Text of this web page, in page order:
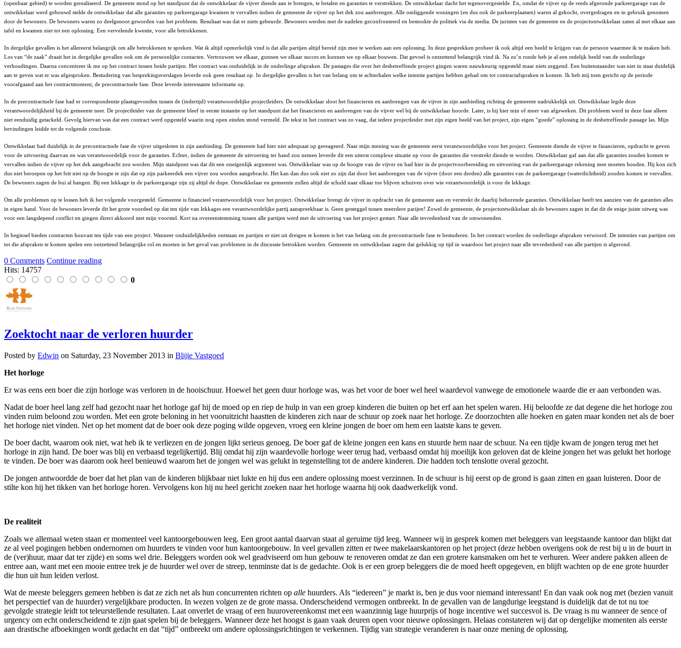
(openbaar gebied) te worden gerealiseerd. De gemeente stond op het standpunt dat de ontwikkelaar de vijver diende aan te brengen, te betalen en garanties te verstrekken. De ontwikkelaar dacht het tegenovergestelde. En, omdat de vijver op de reeds afgeronde parkeergarage van de
ontwikkelaar werd gebouwd stelde de ontwikkelaar dat alle garanties op parkeergarage kwamen te vervallen indien de gemeente de vijver op het dek zou aanbrengen. Alle omliggende woningen (en dus ook de parkeerplaatsen) waren al gekocht, overgedragen en in gebruik genomen
door de bewoners. De bewoners waren zo deelgenoot geworden van het probleem. Resultaat was dat er niets gebeurde. Bewoners werden met de nadelen geconfronteerd en bestookte de politiek via de media. De juristen van de gemeente en de projectontwikkelaar zaten al met elkaar aan
tafel en kwamen niet tot een oplossing. Een vervelende kwestie, voor alle betrokkenen.
In dergelijke gevallen is het allereerst belangrijk om alle betrokkenen te spreken. Wat ik altijd opmerkelijk vind is dat alle partijen altijd bereid zijn mee te werken aan een oplossing. In deze gesprekken probeer ik ook altijd een beeld te krijgen van de persoon waarmee ik te maken heb.
Los van “de zaak” draait het in dergelijke gevallen ook om de persoonlijke contacten. Vertrouwen we elkaar, gunnen we elkaar succes en kunnen we op elkaar bouwen. Dat gevoel is ontzettend belangrijk vind ik. Na zo’n ronde heb je al een redelijk beeld van de onderlinge
verhoudingen. Daarna concentreer ik me op het contract tussen beide partijen. Het contract was onduidelijk in de onderlinge afspraken. De passages die over het desbetreffende project gingen waren nauwkeurig opgesteld maar niets zeggend. Een buitenstaander was niet in staat duidelijk
aan te geven wat er was afgesproken. Bestudering van besprekingsverslagen leverde ook geen resultaat op. In dergelijke gevallen is het van belang om te achterhalen welke intentie partijen hebben gehad om tot contractafspraken te komen. Ik heb mij toen gericht op de periode
voorafgaand aan het contractmoment, de precontractuele fase. Deze leverde interessante informatie op.
In de precontractuele fase had er correspondentie plaatsgevonden tussen de (indertijd) verantwoordelijke projectleiders. De ontwikkelaar sloot het financieren en aanbrengen van de vijver in zijn aanbieding richting de gemeente nadrukkelijk uit. Ontwikkelaar legde deze
verantwoordelijkheid bij de gemeente neer. De projectleider van de gemeente bleef in eerste instantie op het standpunt dat het financieren en aanbrengen van de vijver wel bij de ontwikkelaar hoorde. Later, is hij hier min of meer van afgeweken. Dit probleem werd in deze fase alleen
niet eenduidig getackeld. Gevolg hiervan was dat een contract werd opgesteld waarin nog open einden stond vermeld. De tekst in het contract was zo vaag, dat iedere projectleider met zijn eigen beeld van het project, zijn eigen “goede” oplossing in de desbetreffende passage las. Mijn
bevindingen leidde tot de volgende conclusie.
Ontwikkelaar had duidelijk in de precontractuele fase de vijver uitgesloten in zijn aanbieding. De gemeente had hier niet adequaat op gereageerd. Naar mijn mening was de gemeente eerst verantwoordelijke voor het project. Gemeente diende de vijver te financieren, opdracht te geven
voor de uitvoering daarvan en was verantwoordelijk voor de garanties. Echter, indien de gemeente de uitvoering ter hand zou nemen leverde dit een uiterst complexe situatie op voor de garanties die verstrekt diende te worden. Ontwikkelaar gaf aan dat alle garanties zouden komen te
vervallen indien de vijver op het dek aangebracht zou worden. Mijn standpunt was dat dit een oneigenlijk argument was. Ontwikkelaar was op de hoogte van de vijver en had hier in de projectvoorbereiding en uitvoering van de parkeergarage rekening mee moeten houden. Hij kon zich
dus niet beroepen op het feit niet op de hoogte te zijn dat op zijn parkeerdek een vijver zou worden aangebracht. Het kan dan dus ook niet zo zijn dat door het aanbrengen van de vijver (door een derden) alle garanties van de parkeergarage (waterdichtheid) zouden komen te vervallen.
De bewoners zagen de bui al hangen. Bij een lekkage in de parkeergarage zijn zij altijd de dupe. Ontwikkelaar en gemeente zullen altijd de schuld naar elkaar toe blijven schuiven over wie verantwoordelijk is voor de lekkage.
Om alle problemen op te lossen heb ik het volgende voorgesteld. Gemeente is financieel verantwoordelijk voor het project. Ontwikkelaar brengt de vijver in opdracht van de gemeente aan en verstrekt de daarbij behorende garanties. Ontwikkelaar heeft ten aanzien van de garanties alles
in eigen hand. Voor de bewoners leverde dit het grote voordeel op dat ten tijde van lekkages een verantwoordelijke partij aanspreekbaar is. Geen gesteggel tussen meerdere parijen! Zowel de gemeente, de projectontwikkelaar als de bewoners zagen in dat dit de enige juiste uitweg was
voor een langslepend conflict en gingen direct akkoord met mijn voorstel. Kort na overeenstemming tussen alle partijen werd met de uitvoering van het project gestart. Naar alle tevredenheid van de omwonenden.
In beginsel bieden contracten houvast ten tijde van een project. Wanneer onduidelijkheden ontstaan en partijen er niet uit dreigen te komen is het van belang om de precontractuele fase te bestuderen. In het contract worden de onderlinge afspraken verwoord. De intenties van partijen om
tot die afspraken te komen spelen een ontzettend belangrijke rol en moeten in het geval van problemen in de discussie betrokken worden. Gemeente en ontwikkelaar zagen dat gelukkig op tijd in waardoor het project naar alle tevredenheid van alle partijen is afgerond.
0 Comments Continue reading
Hits: 14757
0
Zoektocht naar de verloren huurder
Posted by Edwin on Saturday, 23 November 2013 in Blijie Vastgoed
Het horloge
Er was eens een boer die zijn horloge was verloren in de hooischuur. Hoewel het geen duur horloge was, was het voor de boer wel heel waardevol vanwege de emotionele waarde die er aan verbonden was.
Nadat de boer heel lang zelf had gezocht naar het horloge gaf hij de moed op en riep de hulp in van een groep kinderen die buiten op het erf aan het spelen waren. Hij beloofde ze dat degene die het horloge zou
vinden ruim beloond zou worden. Met een grote beloning in het vooruitzicht haastten de kinderen zich naar de schuur op zoek naar het horloge. Ze doorzochten alle hoeken en gaten maar konden net als de boer
het horloge niet vinden. Net op het moment dat de boer ook deze poging wilde opgeven, vroeg een kleine jongen de boer om hem een laatste kans te geven.
De boer dacht, waarom ook niet, wat heb ik te verliezen en de jongen lijkt serieus genoeg. De boer gaf de kleine jongen een kans en stuurde hem naar de schuur. Na een tijdje kwam de jongen terug met het
horloge in zijn hand. De boer was blij en verbaasd tegelijkertijd. Blij omdat hij zijn waardevolle horloge weer terug had, verbaasd omdat hij moeilijk kon geloven dat de kleine jongen het was gelukt het horloge
te vinden. De boer was daarom ook heel benieuwd waarom het de jongen wel was gelukt in tegenstelling tot de andere kinderen. Die hadden toch tenslotte overal gezocht.
De jongen antwoordde de boer dat het plan van de kinderen blijkbaar niet lukte en hij dus een andere oplossing moest verzinnen. In de schuur is hij eerst op de grond is gaan zitten en gaan luisteren. Door de
stilte kon hij het tikken van het horloge horen. Vervolgens kon hij nu heel gericht zoeken naar het horloge waarna hij ook daadwerkelijk vond.
De realiteit
Zoals we allemaal weten staan er momenteel veel kantoorgebouwen leeg. Een groot aantal daarvan staat al geruime tijd leeg. Wanneer wij in gesprek komen met beleggers van leegstaande kantoor dan blijkt dat
ze al veel pogingen hebben ondernomen om huurders te vinden voor hun kantoorgebouw. In veel gevallen zitten er twee makelaarskantoren op het project (deze hebben overigens ook de rest bij u in de buurt in
de (ver)huur, maar dat ter zijde) en soms wel drie. Beleggers worden ook wel geadviseerd om hun gebouw te renoveren omdat ze dan een grotere kansmaken om het te verhuren. Weer andere pakken alleen de
entree aan, want met een mooie entree trek je de huurder wel over de streep, tenminste dat is de gedachte. Ook is er een groep beleggers die de moed heeft opgegeven, en blijft wachten op de ene grote huurder
die hun uit hun leiden verlost.
Wat de meeste beleggers gemeen hebben is dat ze zich net als hun concurrenten richten op alle huurders. Als “iedereen” je markt is, ben je dus voor niemand interessant! En dan vaak ook nog met (bezien vanuit
het perspectief van de huurder) vergelijkbare producten. In wezen volgen ze de grote massa. Onderscheidend vermogen ontbreekt. In de gevallen van de langdurige leegstand is duidelijk dat de tot nu toe
gevolgde strategie leidt tot teleurstellende resultaten. Laat onverlet de vraag of een huurovereenkomst met een waanzinnig lage huurprijs of hoge incentive wel succesvol is. De vraag is nu wanneer de sence of
urgency om echt onderscheidend te zijn gaat spelen bij de beleggers. Wanneer deze het hoogst is gaan vaak deuren open voor nieuwe oplossingen. Helaas constateren wij dat op dergelijke momenten als eerste
aan drastische afboekingen wordt gedacht en dat “tijd” ontbreekt om andere oplossingsrichtingen te verkennen. Tijdig van strategie veranderen is naar onze mening de oplossing.